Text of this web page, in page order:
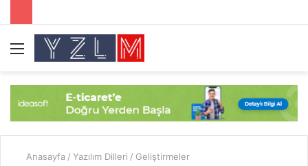
Menü
Anasayfa / Yazılım Dilleri / Geliştirmeler